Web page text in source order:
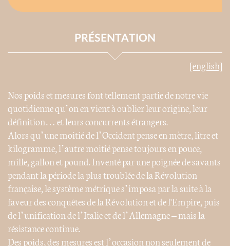
PRÉSENTATION
[english]
Nos poids et mesures font tellement partie de notre vie
quotidienne qu’on en vient à oublier leur origine, leur
définition… et leurs concurrents étrangers.
Alors qu’une moitié de l’Occident pense en mètre, litre et
kilogramme, l’autre moitié pense toujours en pouce,
mille, gallon et pound. Inventé par une poignée de savants
pendant la période la plus troublée de la Révolution
française, le système métrique s’imposa par la suite à la
faveur des conquêtes de la Révolution et de l'Empire, puis
de l’unification de l’Italie et de l’Allemagne – mais la
résistance continue.
Des poids, des mesures est l’occasion non seulement de